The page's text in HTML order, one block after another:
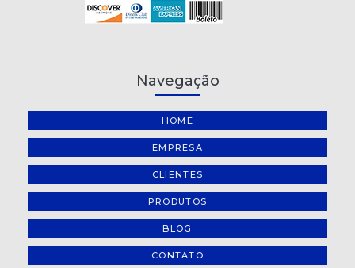
Navegação
HOME
EMPRESA
CLIENTES
PRODUTOS
BLOG
CONTATO